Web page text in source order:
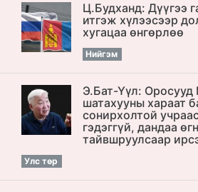
Ц.Будханд: Дүүгээ
итгэж хүлээсээр
хугацаа өнгөрлөө
Нийгэм
Э.Бат-Үүл:
шатахууны хараат
сонирхолтой
гэдэггүй, дандаа
тайвшруулсаар
Улс төр